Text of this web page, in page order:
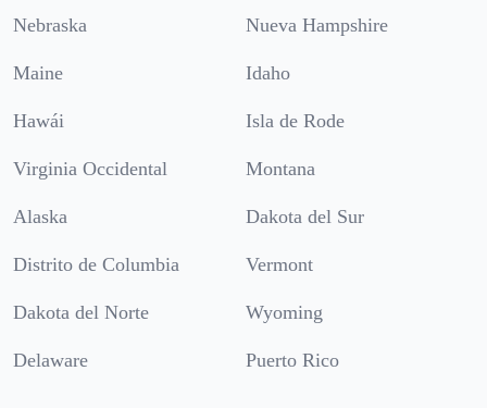
Nebraska Nueva Hampshire
Maine Idaho
Hawái Isla de Rode
Virginia Occidental Montana
Alaska Dakota del Sur
Distrito de Columbia Vermont
Dakota del Norte Wyoming
Delaware Puerto Rico